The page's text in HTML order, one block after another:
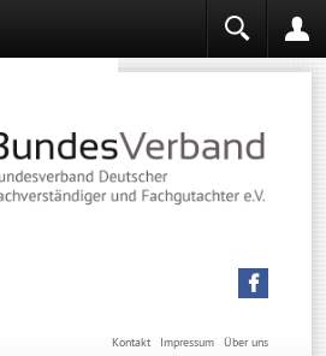
Über uns
Impressum
Kontakt